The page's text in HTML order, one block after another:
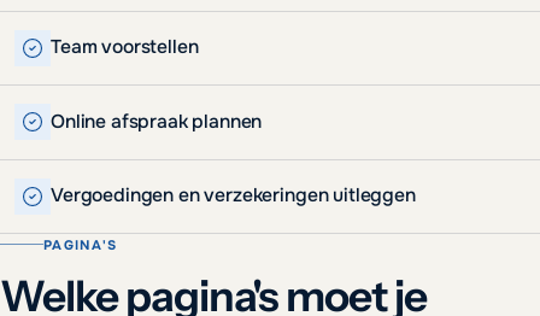
Team voorstellen
Online afspraak plannen
Vergoedingen en verzekeringen uitleggen
PAGINA'S
Welke pagina's moet je